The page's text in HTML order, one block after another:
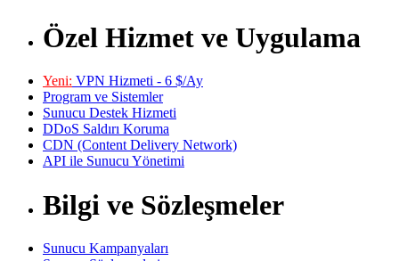
Özel Hizmet ve Uygulama
Yeni: VPN Hizmeti - 6 $/Ay
Program ve Sistemler
Sunucu Destek Hizmeti
DDoS Saldırı Koruma
CDN (Content Delivery Network)
API ile Sunucu Yönetimi
Bilgi ve Sözleşmeler
Sunucu Kampanyaları